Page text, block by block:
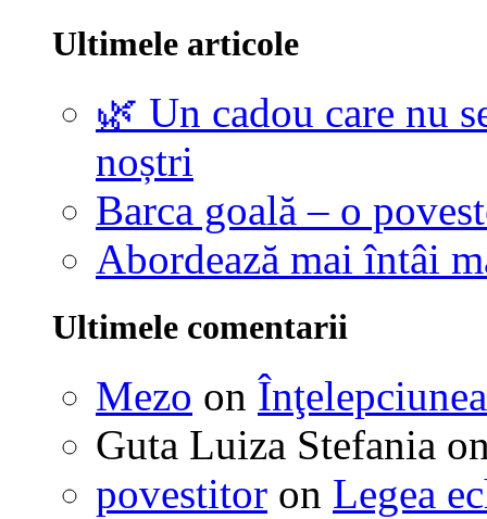
Ultimele articole
🌿 Un cadou care nu
noștri
Barca goală – o
Abordează mai întâi
Ultimele comentarii
Mezo on Înţelepciunea
Guta Luiza Stefania
povestitor on Legea